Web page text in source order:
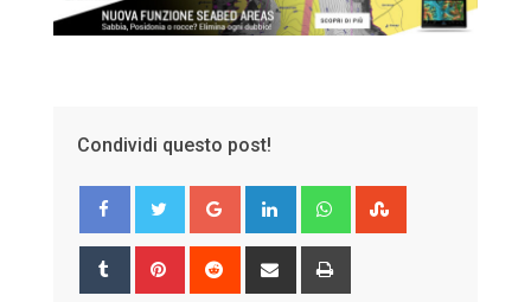
Condividi questo post!
Google+ LinkedIn Whatsapp
Tumblr Pinterest Reddit
Share